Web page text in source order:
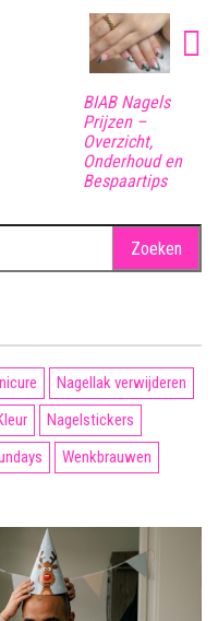
BIAB Nagels
Prijzen –
Overzicht,
Onderhoud en
Bespaartips
Nagellak verwijderen
Nagelstickers
Wenkbrauwen